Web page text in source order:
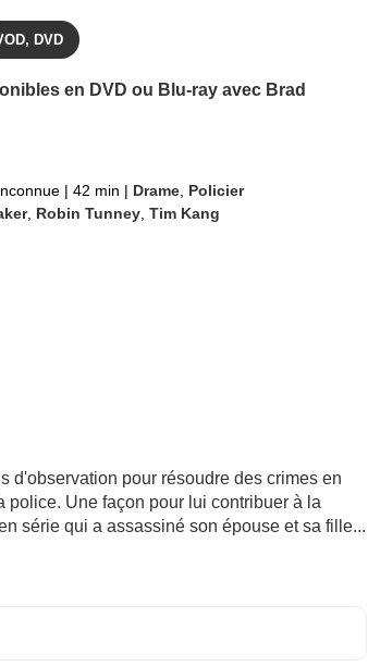
DVD
en DVD ou Blu-ray avec Brad
| 42 min | Drame, Policier
, Robin Tunney, Tim Kang
d'observation pour résoudre des crimes en
Une façon pour lui contribuer à la
série qui a assassiné son épouse et sa fille...